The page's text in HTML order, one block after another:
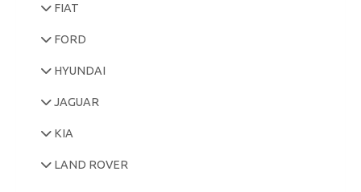
FIAT
FORD
HYUNDAI
JAGUAR
KIA
LAND ROVER